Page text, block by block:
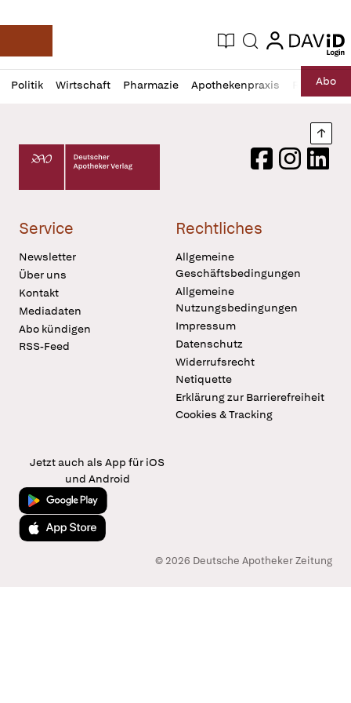
Deutsche Apotheker Zeitung
Aktuelle Ausgabe
Suche login
login
Politik Wirtschaft Pharmazie Apothekenpraxis RechtAbo
Profil
öffnen
Daz
Pur
Deutscher Apotheker Verlag Logo
FacebookInstagram
Service
Newsletter
Über uns
Kontakt
Mediadaten
Abo kündigen
RSS-Feed
Rechtliches
Allgemeine
Geschäftsbedingungen
Allgemeine
Nutzungsbedingungen
Impressum
Datenschutz
Widerrufsrecht
Netiquette
Erklärung zur Barrierefreiheit
Cookies & Tracking
Jetzt auch als App für iOS
und Android
Jetzt bei Google Play
Laden im App Store
© 2026 Deutsche Apotheker Zeitung